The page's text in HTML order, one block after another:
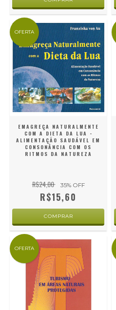
OFERTA
EMAGREÇA NATURALMENTE
COM A DIETA DA LUA -
ALIMENTAÇÃO SAUDÁVEL EM
CONSONÂNCIA COM OS
RITMOS DA NATUREZA
R$24,00 35% OFF
R$15,60
OFERTA